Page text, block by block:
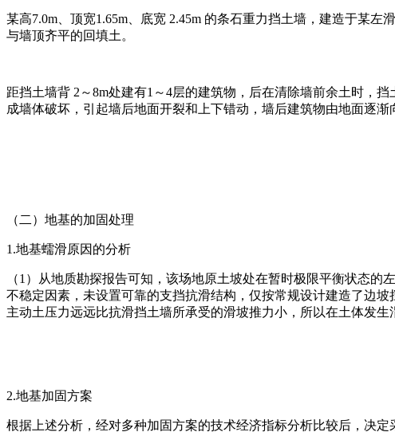
某高7.0m、顶宽1.65m、底宽 2.45m 的条石重力挡土墙，建造于某
与墙顶齐平的回填土。
距挡土墙背 2～8m处建有1～4层的建筑物，后在清除墙前余土时，
成墙体破坏，引起墙后地面开裂和上下错动，墙后建筑物由地面逐
（二）地基的加固处理
1.地基蠕滑原因的分析
（1）从地质勘探报告可知，该场地原土坡处在暂时极限平衡状态
不稳定因素，未设置可靠的支挡抗滑结构，仅按常规设计建造了边
主动土压力远远比抗滑挡土墙所承受的滑坡推力小，所以在土体发
2.地基加固方案
根据上述分析，经对多种加固方案的技术经济指标分析比较后，决